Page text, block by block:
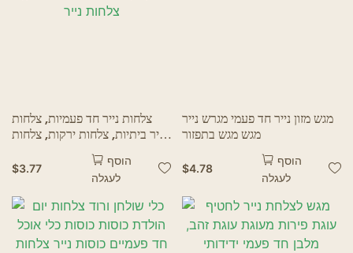
צלחות נייר חד פעמיות, צלחות
נייר ביתיות, צלחות ירקות, צלחות
עוגת נייר עץ, צלחות נייר
$3.77
הוסף
לעגלה
מגש מזון נייר חד פעמי מגרש נייר
מגש מגש בתפזור
$4.78
הוסף
לעגלה